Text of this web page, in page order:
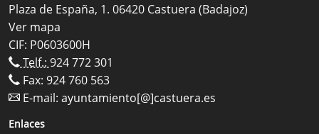
Plaza de España, 1. 06420 Castuera (Badajoz)
Ver mapa
CIF: P0603600H
Telf.: 924 772 301
Fax: 924 760 563
E-mail: ayuntamiento[@]castuera.es
Enlaces